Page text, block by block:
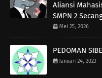
Aliansi
SMPN 2
Mei 25, 2026
PEDOMAN
Januari 24, 2023